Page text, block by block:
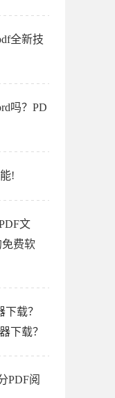
全新技
吗？PD
!
文
费软
载？
下载？
PDF阅